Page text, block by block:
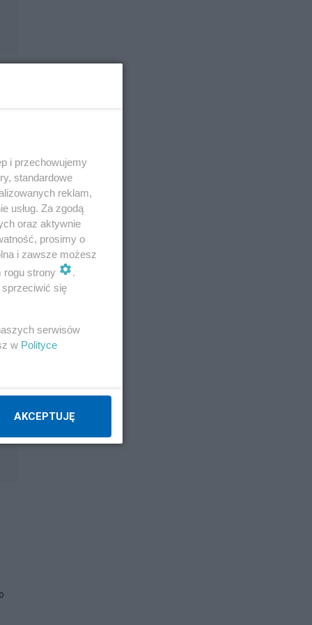
i przechowujemy
standardowe
reklam,
usług. Za zgodą
oraz aktywnie
prosimy o
i zawsze możesz
rogu strony
.
się
serwisów
w Polityce
AKCEPTUJĘ